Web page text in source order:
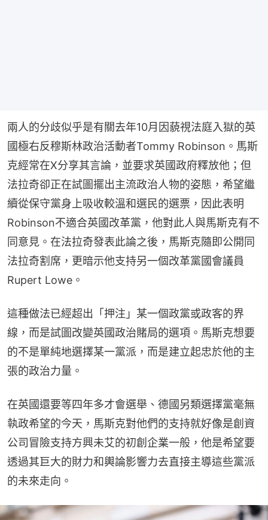
兩人的分歧似乎是有關去年10月因藐視法庭入獄的英
國極右反穆斯林政治活動者Tommy Robinson。馬斯
克經常在X分享其言論，並要求英國政府釋放他；但
法拉奇卻正在試圖擺出主流政治人物的姿態，希望繼
續從保守黨身上吸收較溫和選民的選票，因此表明
Robinson不適合英國改革黨，他對此人與馬斯克有不
同意見。在法拉奇發表此論之後，馬斯克隨即公開同
法拉奇割席，更暗示他支持另一個改革黨國會議員
Rupert Lowe。
這種做法已經超出「押注」某一個政黨或政客的界
線，而是試圖改變英國政治賭局的選項。馬斯克想要
的不是單純地選擇某一黨派，而是建立起忠於他的主
張的政治力量。
在英國還要等四年多才會選舉、德國另類選擇黨毫無
執政希望的今天，馬斯克對他們的支持就好像是創資
公司冒險支持方興未艾的初創企業一般，他是希望要
透過其巨大的財力和輿論影響力去直接主導這些黨派
的未來走向。